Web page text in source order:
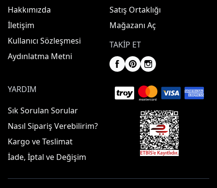
Hakkımızda
İletişim
Kullanıcı Sözleşmesi
Aydınlatma Metni
Satış Ortaklığı
Mağazanı Aç
TAKIP ET
YARDIM
Sık Sorulan Sorular
Nasıl Sipariş Verebilirim?
Kargo ve Teslimat
İade, İptal ve Değişim